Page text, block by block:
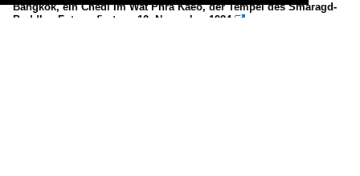
Bangkok, ein Chedi im Wat Phra Kaeo, der Tempel des Smaragd-
Buddha. Fotografiert am 12. November 1984 